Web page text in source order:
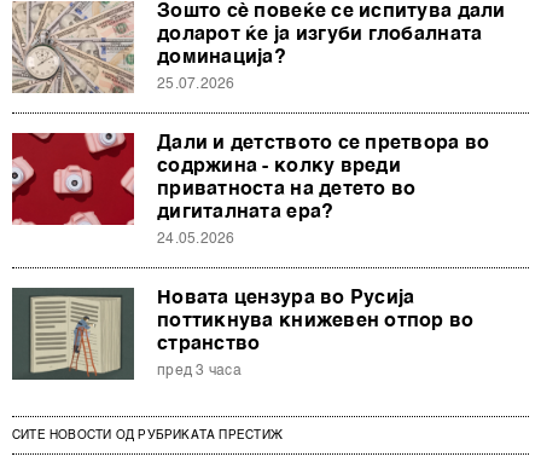
Зошто сè повеќе се испитува дали
доларот ќе ја изгуби глобалната
доминација?
25.07.2026
Дали и детството се претвора во
содржина - колку вреди
приватноста на детето во
дигиталната ера?
24.05.2026
Новата цензура во Русија
поттикнува книжевен отпор во
странство
пред 3 часа
СИТЕ НОВОСТИ ОД РУБРИКАТА ПРЕСТИЖ